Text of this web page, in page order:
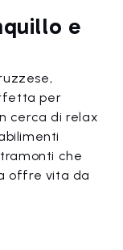
e
per
cerca di relax
che
offre vita da